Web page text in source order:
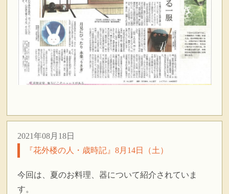
2021年08月18日
『花外楼の人・歳時記』8月14日（土）
今回は、夏のお料理、器について紹介されていま
す。